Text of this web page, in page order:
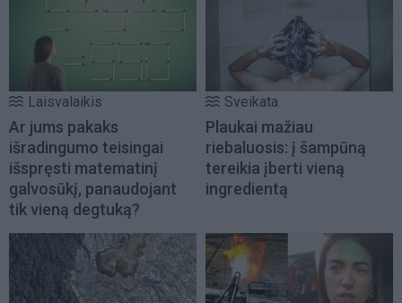
Laisvalaikis
Ar jums pakaks
išradingumo teisingai
išspręsti matematinį
galvosūkį, panaudojant
tik vieną degtuką?
Sveikata
Plaukai mažiau
riebaluosis: į šampūną
tereikia įberti vieną
ingredientą